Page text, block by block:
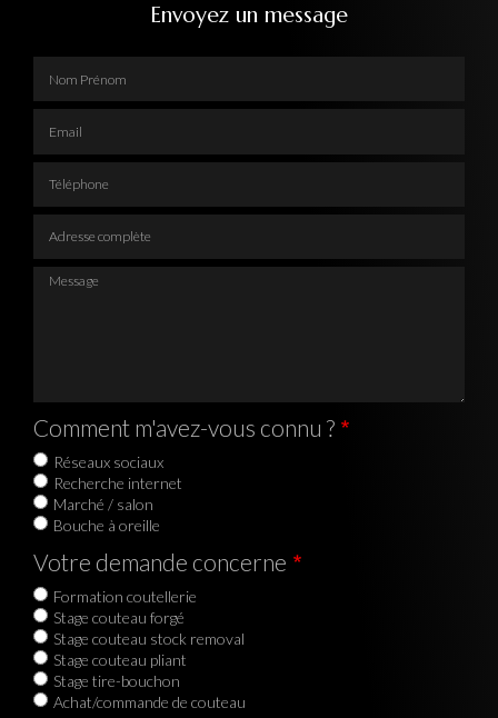
Envoyez un message
Message
Comment m'avez-vous connu ?
Réseaux sociaux
Recherche internet
Marché / salon
Bouche à oreille
Votre demande concerne
Formation coutellerie
Stage couteau forgé
Stage couteau stock removal
Stage couteau pliant
Stage tire-bouchon
Achat/commande de couteau